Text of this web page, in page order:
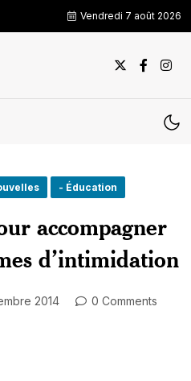
Vendredi 7 août 2026
- Éducation
accompagner
d’intimidation
2014
0 Comments